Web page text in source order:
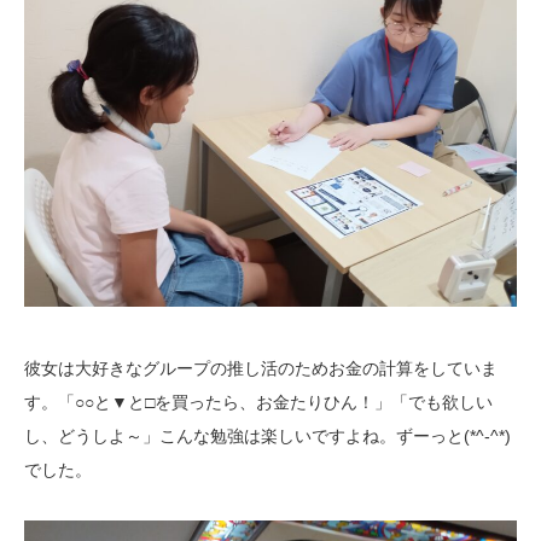
彼女は大好きなグループの推し活のためお金の計算をしていま
す。「○○と▼と□を買ったら、お金たりひん！」「でも欲しい
し、どうしよ～」こんな勉強は楽しいですよね。ずーっと(*^-^*)
でした。